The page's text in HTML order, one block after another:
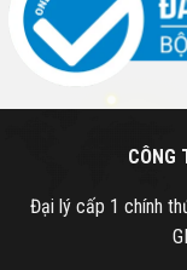
CÔNG
Đại lý cấp 1 chính